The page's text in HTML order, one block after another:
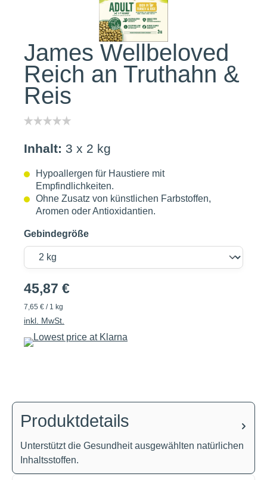
James Wellbeloved
Reich an Truthahn &
Reis
Inhalt: 3 x 2 kg
Hypoallergen für Haustiere mit
Empfindlichkeiten.
Ohne Zusatz von künstlichen Farbstoffen,
Aromen oder Antioxidantien.
Gebindegröße
45,87 €
7,65 € / 1 kg
inkl. MwSt.
Produktdetails
Unterstützt die Gesundheit ausgewählten natürlichen
Inhaltsstoffen.